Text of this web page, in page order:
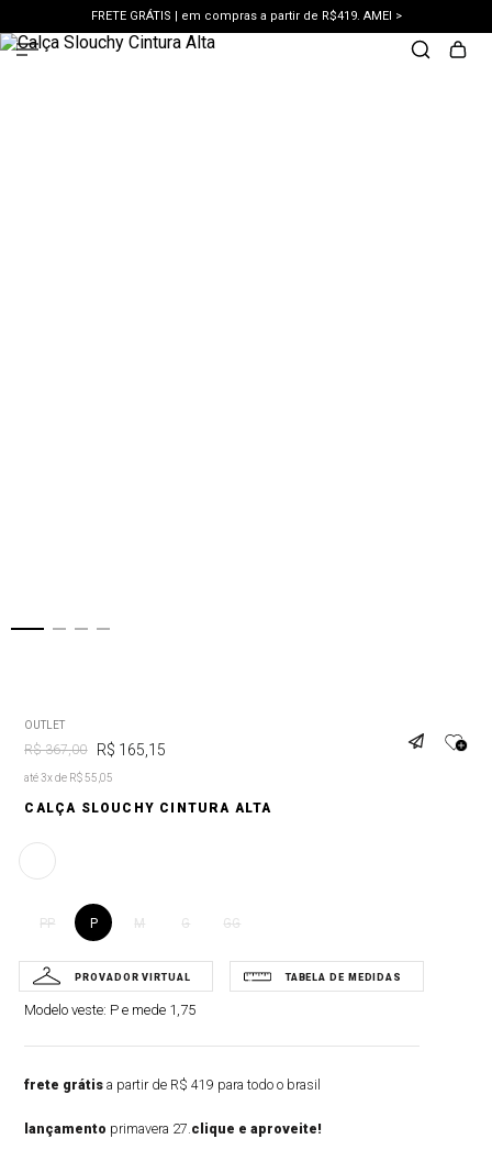
FRETE GRÁTIS | em compras a partir de R$419. AMEI >
PIX | 5% off no pix à vista. APROVEITAR >
OUTLET
R$ 367,00 R$ 165 15
até 3x de R$ 55,05
CALÇA SLOUCHY CINTURA ALTA
PP P M G GG
Modelo veste: P e mede 1,75
frete grátis a partir de R$ 419 para todo o brasil
lançamento primavera 27.clique e aproveite!